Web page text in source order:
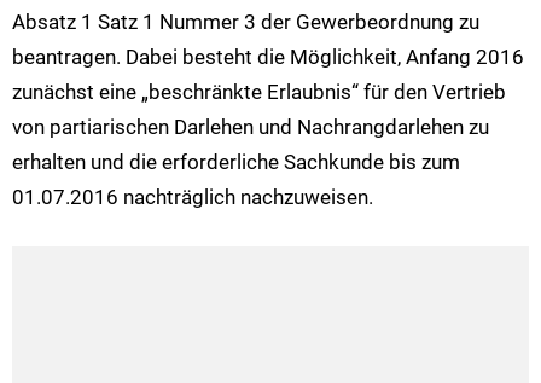
Absatz 1 Satz 1 Nummer 3 der Gewerbeordnung zu
beantragen. Dabei besteht die Möglichkeit, Anfang 2016
zunächst eine „beschränkte Erlaubnis“ für den Vertrieb
von partiarischen Darlehen und Nachrangdarlehen zu
erhalten und die erforderliche Sachkunde bis zum
01.07.2016 nachträglich nachzuweisen.